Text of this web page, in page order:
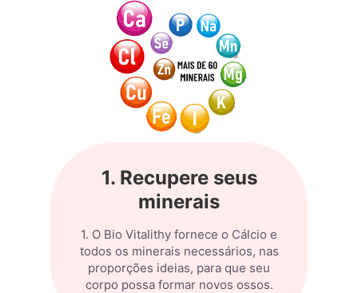
1. Recupere seus
minerais
1. O Bio Vitalithy fornece o Cálcio e
todos os minerais necessários, nas
proporções ideias, para que seu
corpo possa formar novos ossos.